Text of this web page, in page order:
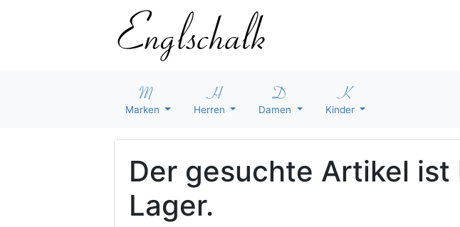
Marken Herren Damen Kinder
Der gesuchte Artikel
Lager.